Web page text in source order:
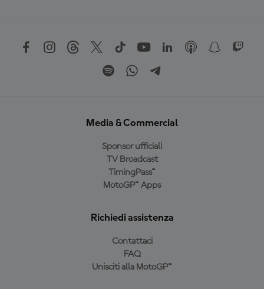
Media & Commercial
Sponsor ufficiali
TV Broadcast
TimingPass™
MotoGP™ Apps
Richiedi assistenza
Contattaci
FAQ
Unisciti alla MotoGP™